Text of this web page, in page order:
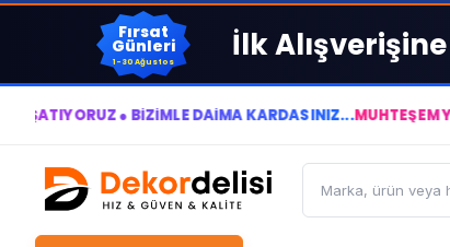
Fırsat
Günleri
1-30 Ağustos İlk
● BİZİMLE DAİMA KÂRDASINIZ...MUHTEŞEM YAŞAM